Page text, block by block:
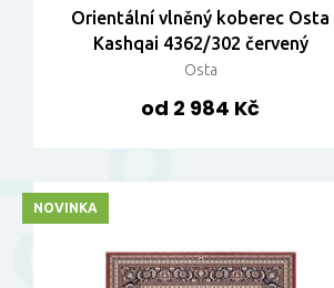
Orientální vlněný koberec Osta
Kashqai 4362/302 červený
Osta
od 2 984 Kč
NOVINKA